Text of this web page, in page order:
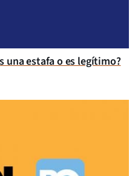
una estafa o es legítimo?